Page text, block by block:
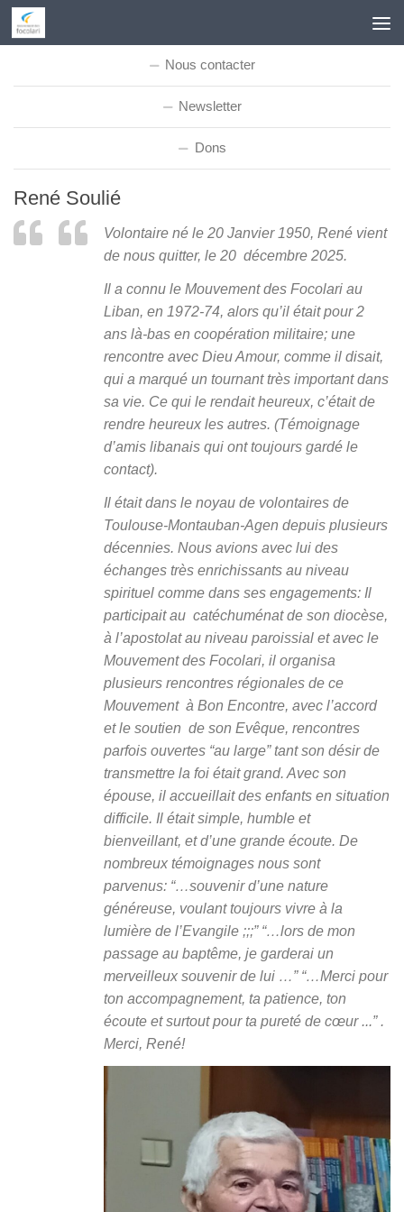
Skip to content
Nous contacter
Newsletter
Dons
René Soulié
Volontaire né le 20 Janvier 1950, René vient
de nous quitter, le 20 décembre 2025.
Il a connu le Mouvement des Focolari au
Liban, en 1972-74, alors qu’il était pour 2
ans là-bas en coopération militaire; une
rencontre avec Dieu Amour, comme il disait,
qui a marqué un tournant très important dans
sa vie. Ce qui le rendait heureux, c’était de
rendre heureux les autres. (Témoignage
d’amis libanais qui ont toujours gardé le
contact).
Il était dans le noyau de volontaires de
Toulouse-Montauban-Agen depuis plusieurs
décennies. Nous avions avec lui des
échanges très enrichissants au niveau
spirituel comme dans ses engagements: Il
participait au catéchuménat de son diocèse,
à l’apostolat au niveau paroissial et avec le
Mouvement des Focolari, il organisa
plusieurs rencontres régionales de ce
Mouvement à Bon Encontre, avec l’accord
et le soutien de son Evêque, rencontres
parfois ouvertes “au large” tant son désir de
transmettre la foi était grand. Avec son
épouse, il accueillait des enfants en situation
difficile. Il était simple, humble et
bienveillant, et d’une grande écoute. De
nombreux témoignages nous sont
parvenus: “…souvenir d’une nature
généreuse, voulant toujours vivre à la
lumière de l’Evangile ;;;” “…lors de mon
passage au baptême, je garderai un
merveilleux souvenir de lui …” “…Merci pour
ton accompagnement, ta patience, ton
écoute et surtout pour ta pureté de cœur ...” .
Merci, René!